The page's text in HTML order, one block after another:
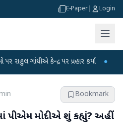
E-Paper Login
કેન્દ્ર પર પ્રહાર કર્યા ● હિંમતનગરમાં
Bookmark
પીએમ મોદીએ શું કહ્યું? અહીં